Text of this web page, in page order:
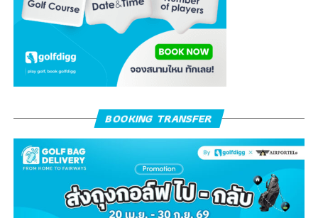
BOOKING TRANSFER